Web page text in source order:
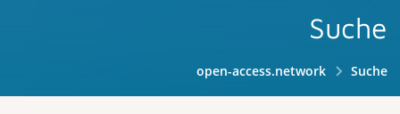
Suche
open-access.network Suche